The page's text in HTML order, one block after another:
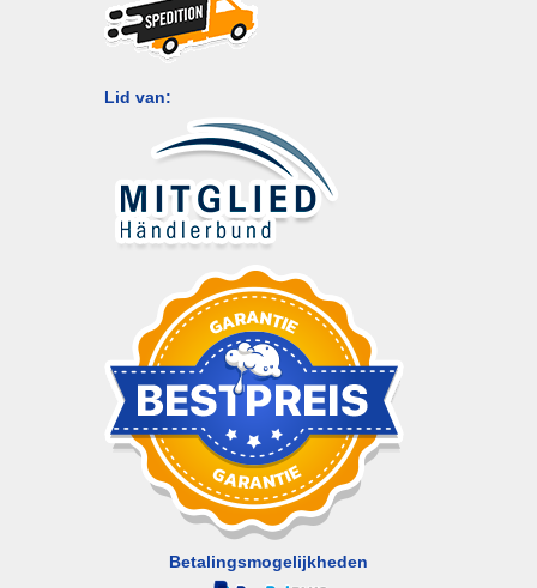
Lid van:
Betalingsmogelijkheden